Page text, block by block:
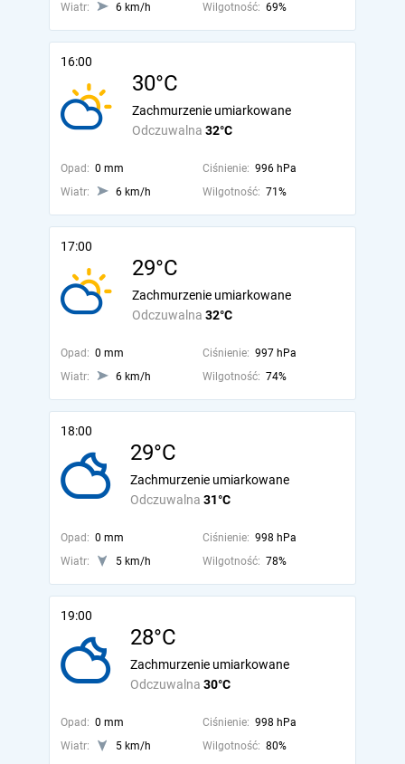
Wiatr:
6 km/h Wilgotność: 69%
16:00
30°C
Odczuwalna 32°C
Zachmurzenie umiarkowane
Opad: 0 mm Ciśnienie: 996 hPa
Wiatr:
6 km/h Wilgotność: 71%
17:00
29°C
Odczuwalna 32°C
Zachmurzenie umiarkowane
Opad: 0 mm Ciśnienie: 997 hPa
Wiatr:
6 km/h Wilgotność: 74%
18:00
29°C
Odczuwalna 31°C
Zachmurzenie umiarkowane
Opad: 0 mm Ciśnienie: 998 hPa
Wiatr:
5 km/h Wilgotność: 78%
19:00
28°C
Odczuwalna 30°C
Zachmurzenie umiarkowane
Opad: 0 mm Ciśnienie: 998 hPa
Wiatr:
5 km/h Wilgotność: 80%